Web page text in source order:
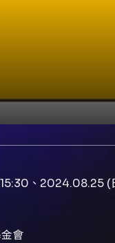
、2024.08.25 (
會